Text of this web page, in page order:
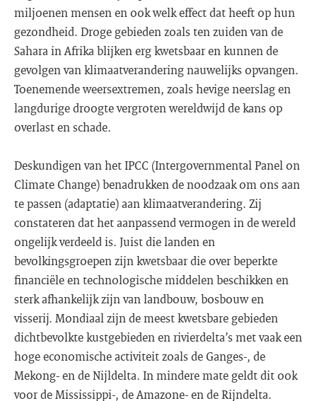
miljoenen mensen en ook welk effect dat heeft op hun
gezondheid. Droge gebieden zoals ten zuiden van de
Sahara in Afrika blijken erg kwetsbaar en kunnen de
gevolgen van klimaatverandering nauwelijks opvangen.
Toenemende weersextremen, zoals hevige neerslag en
langdurige droogte vergroten wereldwijd de kans op
overlast en schade.
Deskundigen van het IPCC (Intergovernmental Panel on
Climate Change) benadrukken de noodzaak om ons aan
te passen (adaptatie) aan klimaatverandering. Zij
constateren dat het aanpassend vermogen in de wereld
ongelijk verdeeld is. Juist die landen en
bevolkingsgroepen zijn kwetsbaar die over beperkte
financiële en technologische middelen beschikken en
sterk afhankelijk zijn van landbouw, bosbouw en
visserij. Mondiaal zijn de meest kwetsbare gebieden
dichtbevolkte kustgebieden en rivierdelta’s met vaak een
hoge economische activiteit zoals de Ganges-, de
Mekong- en de Nijldelta. In mindere mate geldt dit ook
voor de Mississippi-, de Amazone- en de Rijndelta.